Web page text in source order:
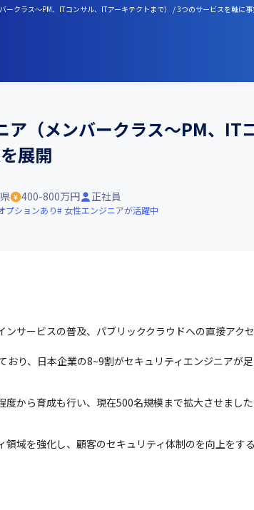
クラス～PM、ITコンサル、ITアーキテクトまで） / 3つのサービスを軸に
ア（メンバークラス～PM、IT
展開
400-800万円 正社員
プションあり 女性エンジニアが活躍中
サービスの普及、パブリッククラウドへの直接アク
り、日本企業の8~9割がセキュリティエンジニアが
から育成も行い、現在500名規模まで拡大させまし
域を強化し、顧客のセキュリティ体制のを向上をす